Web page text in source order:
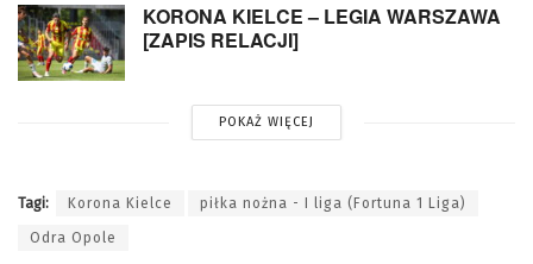
KORONA KIELCE – LEGIA WARSZAWA
[ZAPIS RELACJI]
POKAŻ WIĘCEJ
Tagi: Korona Kielce piłka nożna - I liga (Fortuna 1 Liga)
Odra Opole